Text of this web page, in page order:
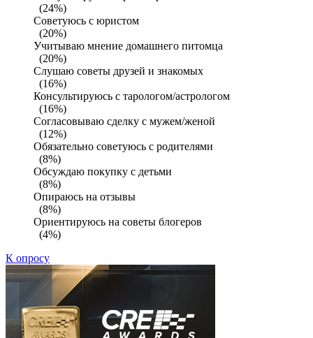
(24%)
Советуюсь с юристом
(20%)
Учитываю мнение домашнего питомца
(20%)
Слушаю советы друзей и знакомых
(16%)
Консультируюсь с тарологом/астрологом
(16%)
Согласовываю сделку с мужем/женой
(12%)
Обязательно советуюсь с родителями
(8%)
Обсуждаю покупку с детьми
(8%)
Опираюсь на отзывы
(8%)
Ориентируюсь на советы блогеров
(4%)
К опросу